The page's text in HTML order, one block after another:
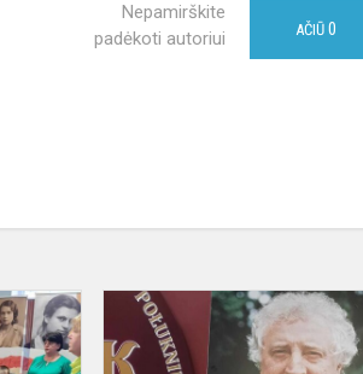
Nepamirškite
padėkoti autoriui
AČIŪ 0
Gerojo
lašelio
diena